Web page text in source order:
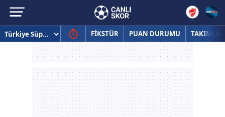
FİKSTÜR PUAN DURUMU TAKIMLAR